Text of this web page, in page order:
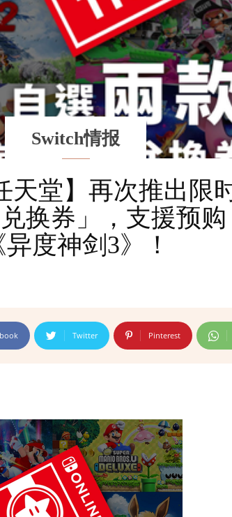
Switch情报
天堂】再次推出限
兑换券」，支援预购
异度神剑3》！
Twitter Pinterest